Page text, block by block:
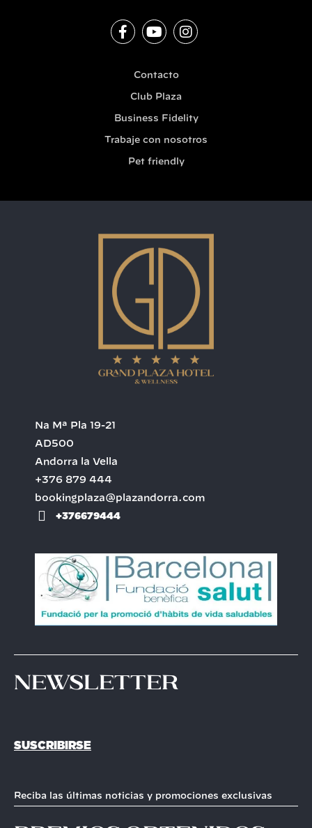
Contacto
Club Plaza
Business Fidelity
Trabaje con nosotros
Pet friendly
Na Mª Pla 19-21
AD500
Andorra la Vella
+376 879 444
bookingplaza@plazandorra.com
+376679444
Newsletter
SUSCRIBIRSE
Reciba las últimas noticias y promociones exclusivas